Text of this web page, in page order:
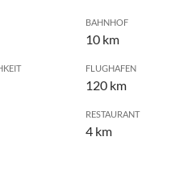
BAHNHOF
10 km
FLUGHAFEN
120 km
RESTAURANT
4 km